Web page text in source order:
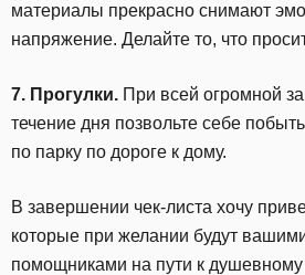
материалы прекрасно снимают
напряжение. Делайте то, что
7. Прогулки. При всей огромной
течение дня позвольте себе
по парку по дороге к дому.
В завершении чек-листа хочу
которые при желании будут
помощниками на пути к душевному